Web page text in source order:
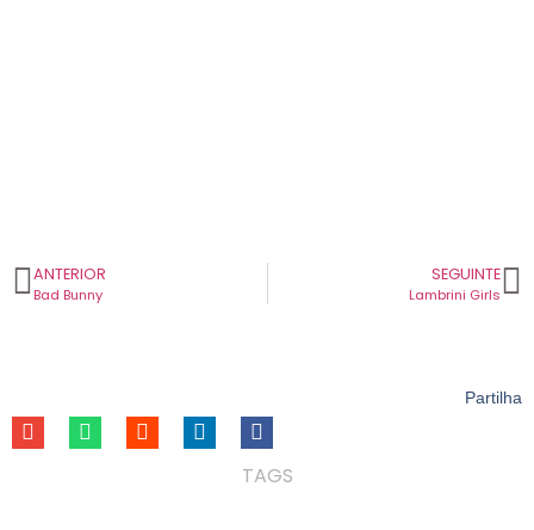
ANTERIOR
Bad Bunny
SEGUINTE
Lambrini Girls
Partilha
TAGS